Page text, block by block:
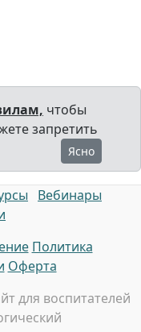
чтобы
запретить
Ясно
Вебинары
Политика
Оферта
для воспитателей